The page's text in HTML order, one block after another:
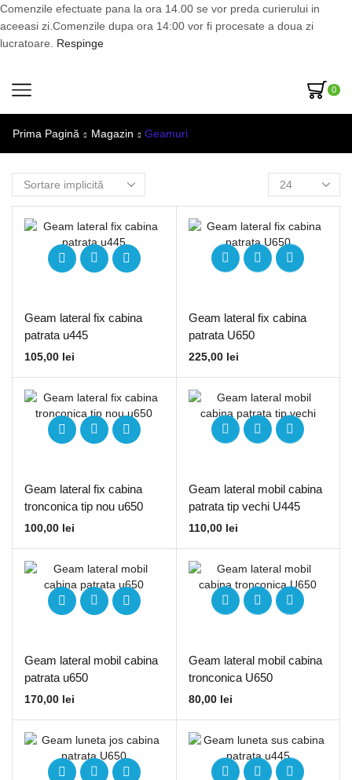
Comenzile efectuate pana la ora 14.00 se vor preda curierului in
aceeasi zi.Comenzile dupa ora 14:00 vor fi procesate a doua zi
lucratoare. Respinge
0
Prima Pagină Magazin Geamuri
Geam lateral fix cabina
patrata u445
105,00 lei
Geam lateral fix cabina
patrata U650
225,00 lei
Geam lateral fix cabina
tronconica tip nou u650
100,00 lei
Geam lateral mobil cabina
patrata tip vechi U445
110,00 lei
Geam lateral mobil cabina
patrata u650
170,00 lei
Geam lateral mobil cabina
tronconica U650
80,00 lei